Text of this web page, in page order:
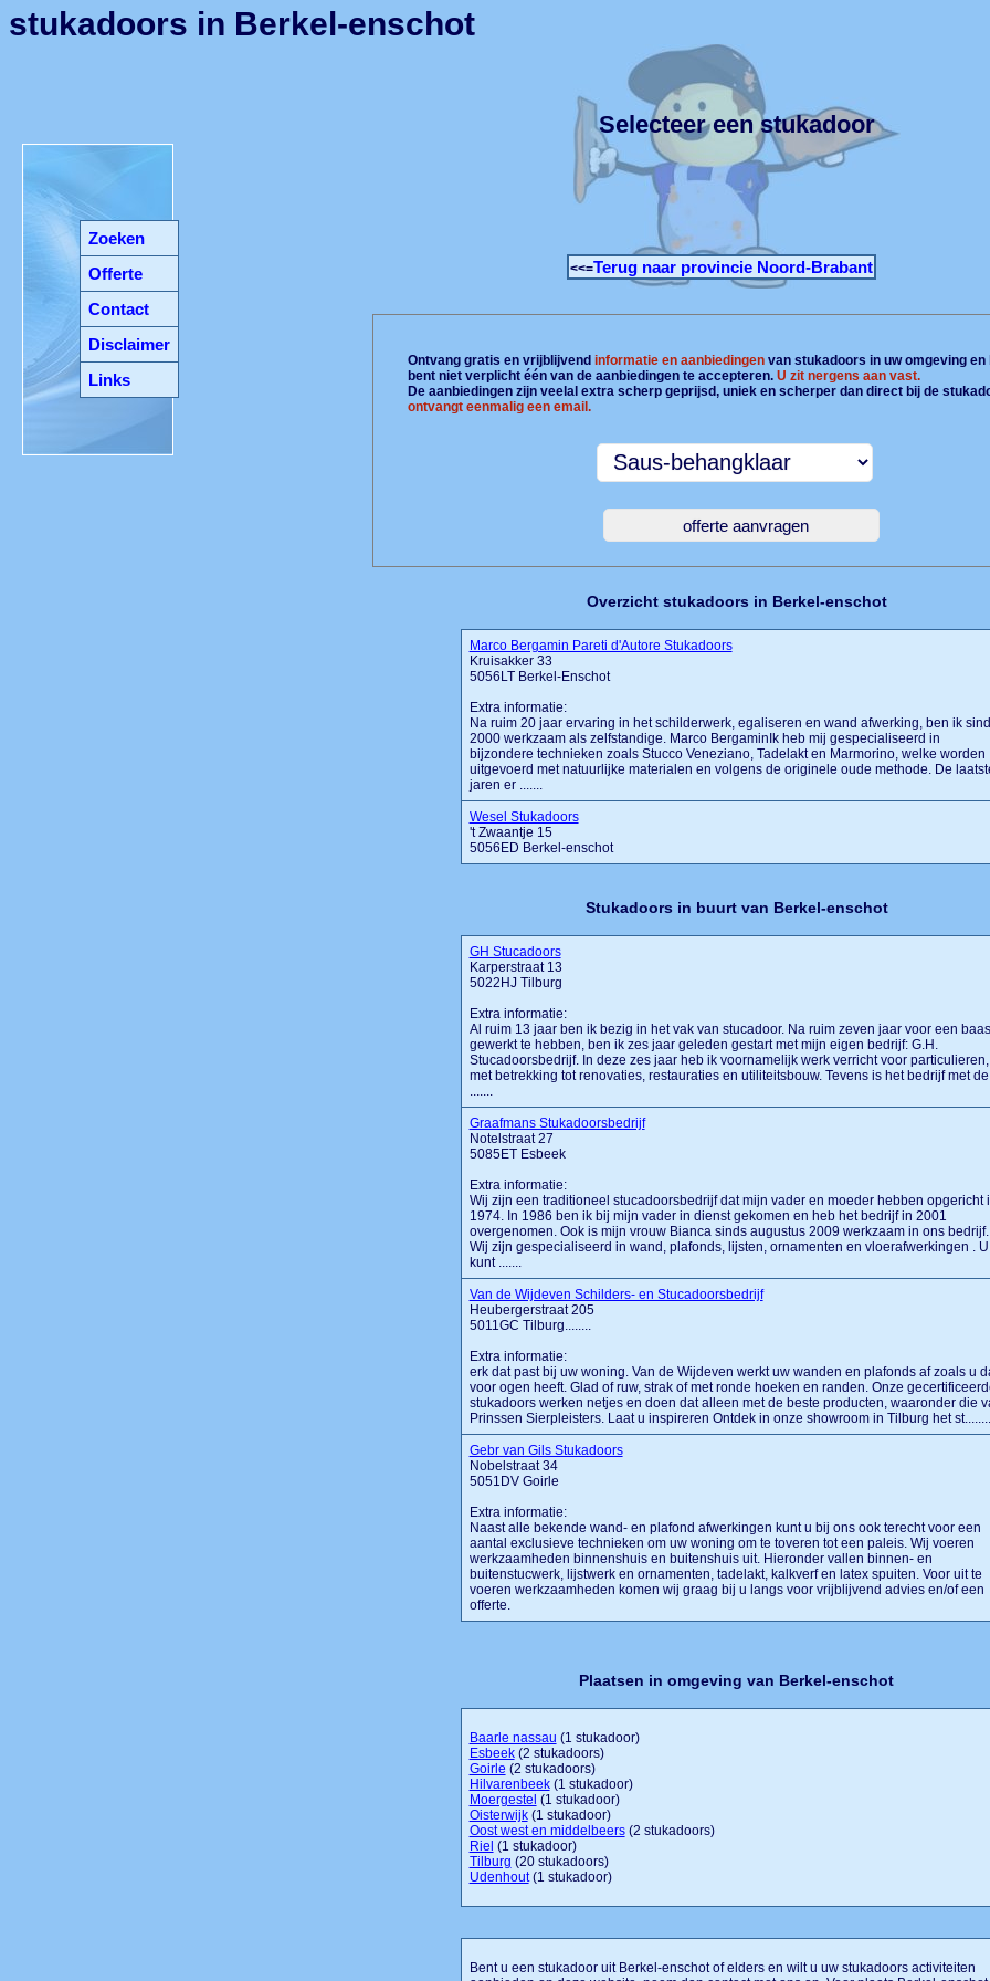
Zoeken
Offerte
Contact
Disclaimer
Links
stukadoors in Berkel-enschot
Selecteer een stukadoor
<<=Terug naar provincie Noord-Brabant
Ontvang gratis en vrijblijvend informatie en aanbiedingenvan stukadoors in uw omgeving en
bent niet verplicht één van de aanbiedingen te accepteren. U zit nergens aan vast.
De aanbiedingen zijn veelal extra scherp geprijsd, uniek en scherper dan direct bij de
ontvangt eenmalig een email.
Overzicht stukadoors in Berkel-enschot
Marco Bergamin Pareti d'Autore Stukadoors
Kruisakker 33
5056LT Berkel-Enschot
Extra informatie:
Na ruim 20 jaar ervaring in het schilderwerk, egaliseren en wand afwerking, ben ik
2000 werkzaam als zelfstandige. Marco BergaminIk heb mij gespecialiseerd in
bijzondere technieken zoals Stucco Veneziano, Tadelakt en Marmorino, welke worden
uitgevoerd met natuurlijke materialen en volgens de originele oude methode. De
jaren er .......
Wesel Stukadoors
't Zwaantje 15
5056ED Berkel-enschot
Stukadoors in buurt van Berkel-enschot
GH Stucadoors
Karperstraat 13
5022HJ Tilburg
Extra informatie:
Al ruim 13 jaar ben ik bezig in het vak van stucadoor. Na ruim zeven jaar voor een baas
gewerkt te hebben, ben ik zes jaar geleden gestart met mijn eigen bedrijf: G.H.
Stucadoorsbedrijf. In deze zes jaar heb ik voornamelijk werk verricht voor particulieren,
met betrekking tot renovaties, restauraties en utiliteitsbouw. Tevens is het bedrijf met de
.......
Graafmans Stukadoorsbedrijf
Notelstraat 27
5085ET Esbeek
Extra informatie:
Wij zijn een traditioneel stucadoorsbedrijf dat mijn vader en moeder hebben opgericht
1974. In 1986 ben ik bij mijn vader in dienst gekomen en heb het bedrijf in 2001
overgenomen. Ook is mijn vrouw Bianca sinds augustus 2009 werkzaam in ons bedrijf.
Wij zijn gespecialiseerd in wand, plafonds, lijsten, ornamenten en vloerafwerkingen . U
kunt .......
Van de Wijdeven Schilders- en Stucadoorsbedrijf
Heubergerstraat 205
5011GC Tilburg........
Extra informatie:
erk dat past bij uw woning. Van de Wijdeven werkt uw wanden en plafonds af zoals u
voor ogen heeft. Glad of ruw, strak of met ronde hoeken en randen. Onze
stukadoors werken netjes en doen dat alleen met de beste producten, waaronder die
Prinssen Sierpleisters. Laat u inspireren Ontdek in onze showroom in Tilburg het st........
Gebr van Gils Stukadoors
Nobelstraat 34
5051DV Goirle
Extra informatie:
Naast alle bekende wand- en plafond afwerkingen kunt u bij ons ook terecht voor een
aantal exclusieve technieken om uw woning om te toveren tot een paleis. Wij voeren
werkzaamheden binnenshuis en buitenshuis uit. Hieronder vallen binnen- en
buitenstucwerk, lijstwerk en ornamenten, tadelakt, kalkverf en latex spuiten. Voor uit te
voeren werkzaamheden komen wij graag bij u langs voor vrijblijvend advies en/of een
offerte.
Plaatsen in omgeving van Berkel-enschot
Baarle nassau (1 stukadoor)
Esbeek(2 stukadoors)
Goirle (2 stukadoors)
Hilvarenbeek(1 stukadoor)
Moergestel (1 stukadoor)
Oisterwijk(1 stukadoor)
Oost west en middelbeers(2 stukadoors)
Riel (1 stukadoor)
Tilburg (20 stukadoors)
Udenhout(1 stukadoor)
Bent u een stukadoor uit Berkel-enschot of elders en wilt u uw stukadoors activiteiten